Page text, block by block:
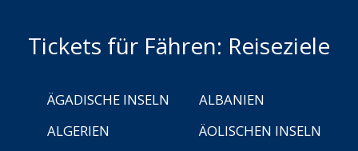
Tickets für Fähren: Reiseziele
ÄGADISCHE INSELN
ALBANIEN
ALGERIEN
ÄOLISCHEN INSELN